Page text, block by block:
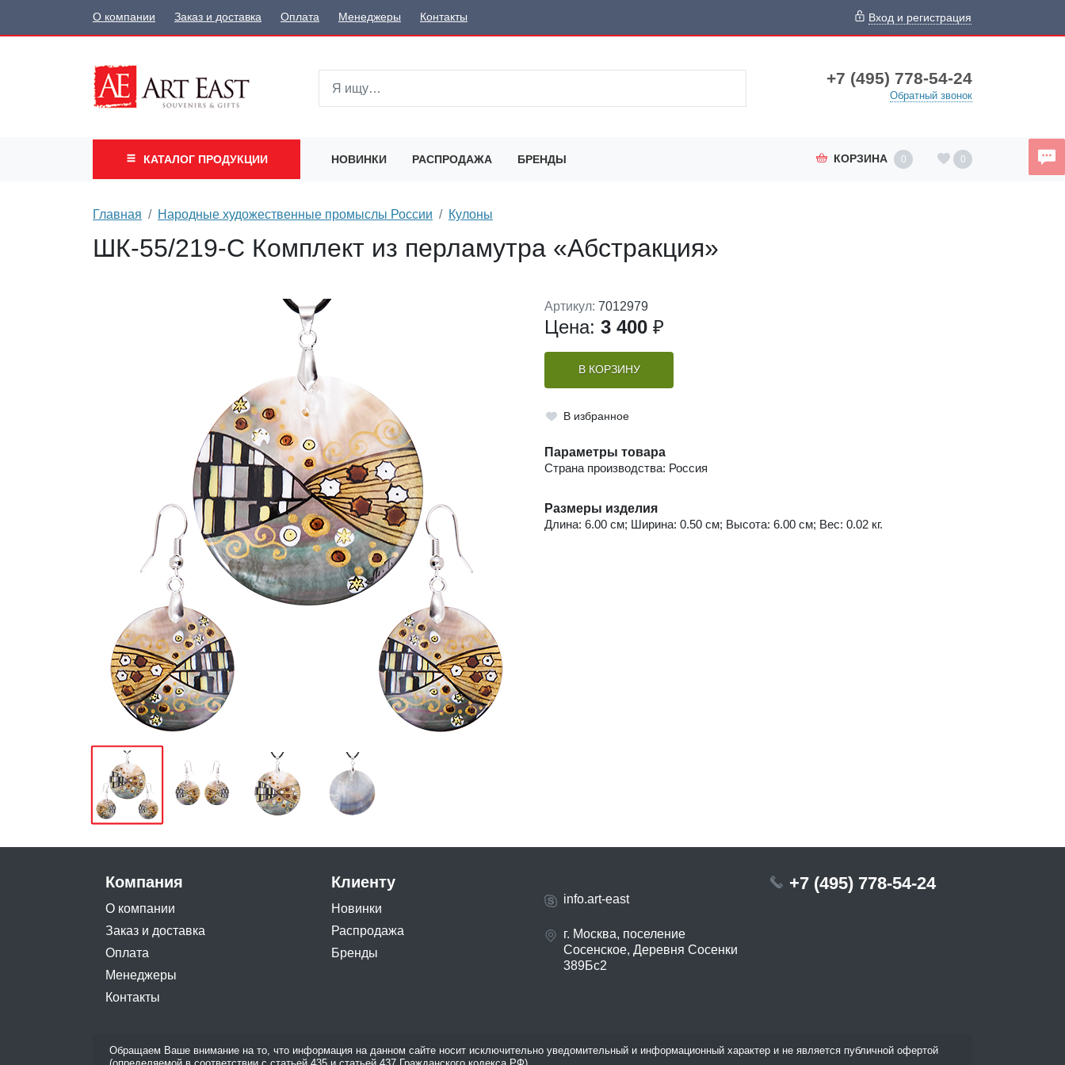
О компании Заказ и доставка Оплата Менеджеры Контакты Вход и регистрация
+7 (495) 778-54-24
Обратный звонок
КАТАЛОГ ПРОДУКЦИИ НОВИНКИ РАСПРОДАЖА БРЕНДЫ КОРЗИНА 0 0
Главная Народные художественные промыслы России Кулоны
ШК-55/219-C Комплект из перламутра «Абстракция»
Артикул: 7012979
Цена: 3 400 ₽
В КОРЗИНУ
В избранное
Параметры товара
Страна производства: Россия
Размеры изделия
Длина: 6.00 см; Ширина: 0.50 см; Высота: 6.00 см; Вес: 0.02 кг.
Компания
О компании
Заказ и доставка
Оплата
Менеджеры
Контакты
Клиенту
Новинки
Распродажа
Бренды
info.art-east
г. Москва, поселение
Сосенское, Деревня Сосенки
389Бс2
+7 (495) 778-54-24
Обращаем Ваше внимание на то, что информация на данном сайте носит исключительно уведомительный и информационный характер и не является публичной офертой